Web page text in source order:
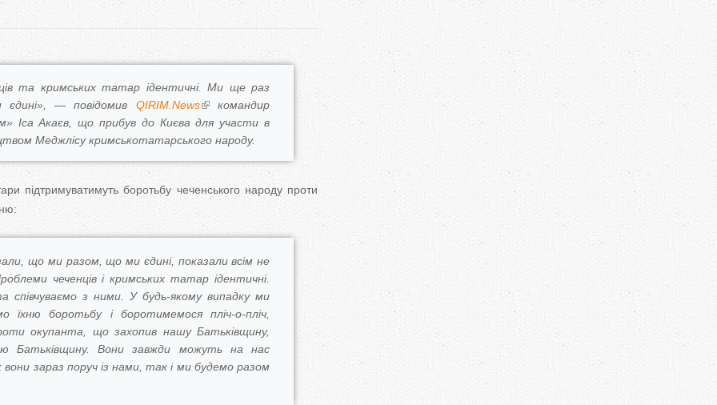
та кримських татар ідентичні. Ми ще раз
— повідомив QIRIM.News
командир
Іса Акаєв, що прибув до Києва для участи в
Меджлісу кримськотатарського народу.
підтримуватимуть боротьбу чеченського народу проти
що ми разом, що ми єдині, показали всім не
чеченців і кримських татар ідентичні.
співчуваємо з ними. У будь-якому випадку ми
їхню боротьбу і боротимемося пліч-о-пліч,
окупанта, що захопив нашу Батьківщину,
Батьківщину. Вони завжди можуть на нас
вони зараз поруч із нами, так і ми будемо разом
T
b
s